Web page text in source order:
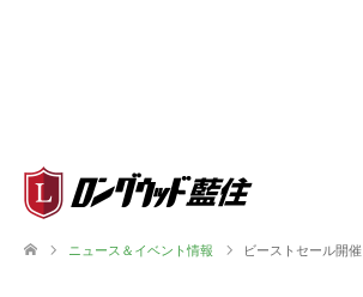
ニュース＆イベント情報 ビーストセール開